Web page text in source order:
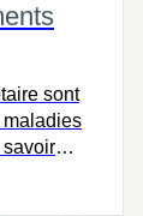
sont
maladies
savoir